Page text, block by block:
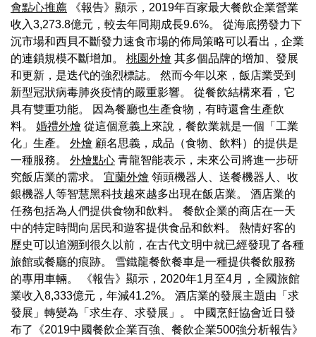
會點心推薦 《報告》顯示，2019年百家最大餐飲企業營業
收入3,273.8億元，較去年同期成長9.6%。 從海底撈發力下
沉市場和西貝不斷發力速食市場的佈局策略可以看出，企業
的連鎖規模不斷增加。 桃園外燴 其多個品牌的增加、發展
和更新，是迭代的強烈標誌。 然而今年以來，飯店業受到
新型冠狀病毒肺炎疫情的嚴重影響。 從餐飲結構來看，它
具有雙重功能。 因為餐廳也生產食物，有時還會生產飲
料。 婚禮外燴 從這個意義上來說，餐飲業就是一個「工業
化」生產。 外燴 顧名思義，成品（食物、飲料）的提供是
一種服務。 外燴點心 青龍智能表示，未來公司將進一步研
究飯店業的需求。 宜蘭外燴 領頭機器人、送餐機器人、收
銀機器人等智慧黑科技越來越多出現在飯店業。 酒店業的
任務包括為人們提供食物和飲料。 餐飲企業的商店在一天
中的特定時間向居民和遊客提供食品和飲料。 熱情好客的
歷史可以追溯到很久以前，在古代文明中就已經發現了各種
旅館或餐廳的痕跡。 雪鐵龍餐飲餐車是一種提供餐飲服務
的專用車輛。 《報告》顯示，2020年1月至4月，全國旅館
業收入8,333億元，年減41.2%。 酒店業的發展主題由「求
發展」轉變為「求生存、求發展」。 中國烹飪協會近日發
布了《2019中國餐飲企業百強、餐飲企業500強分析報告》